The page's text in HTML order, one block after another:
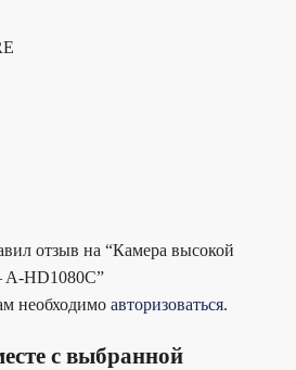
отзыв на “Камера высокой
HD1080C”
необходимо авторизоваться.
с выбранной